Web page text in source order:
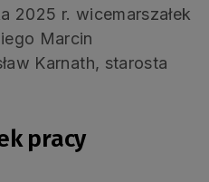
2025 r. wicemarszałek
Marcin
Karnath, starosta
pracy